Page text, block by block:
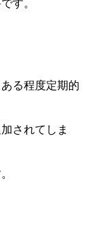
す。
る程度定期的
されてしま